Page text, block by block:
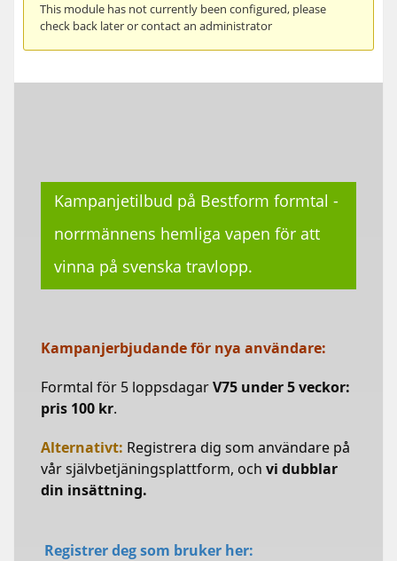
This module has not currently been configured, please
check back later or contact an administrator
Kampanjetilbud på Bestform formtal -
norrmännens hemliga vapen för att
vinna på svenska travlopp.
Kampanjerbjudande för nya användare:
Formtal för 5 loppsdagarV75 under 5 veckor:
pris 100 kr.
Alternativt: Registrera dig som användare på
vår självbetjäningsplattform, och vi dubblar
din insättning.
Registrer deg som bruker her: